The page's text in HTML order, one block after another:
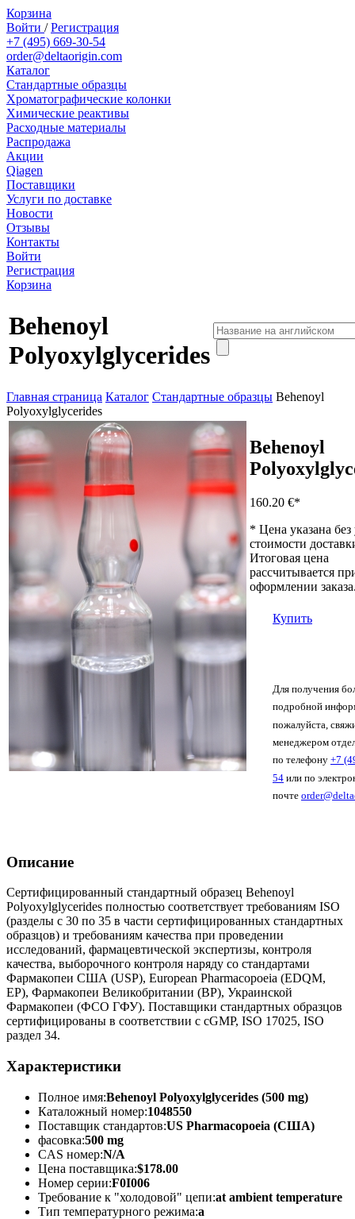
Корзина
Войти /Регистрация
+7 (495) 669-30-54
order@deltaorigin.com
Каталог
Стандартные образцы
Хроматографические колонки
Химические реактивы
Расходные материалы
Распродажа
Акции
Qiagen
Поставщики
Услуги по доставке
Новости
Отзывы
Контакты
Войти
Регистрация
Корзина
Behenoyl
Polyoxylglycerides
Главная страница Каталог Стандартные образцы Behenoyl
Polyoxylglycerides
Behenoyl
160.20 €*
* Цена указана без
стоимости
Итоговая цена
рассчитывается
оформлении
Купить
Для получения
подробной
пожалуйста,
менеджером
по телефону +7
54 или по
почте
Описание
Сертифицированный стандартный образец Behenoyl
Polyoxylglycerides полностью соответствует требованиям ISO
(разделы с 30 по 35 в части сертифицированных стандартных
образцов) и требованиям качества при проведении
исследований, фармацевтической экспертизы, контроля
качества, выборочного контроля наряду со стандартами
Фармакопеи США (USP), European Pharmacopoeia (EDQM,
EP), Фармакопеи Великобритании (BP), Украинской
Фармакопеи (ФСО ГФУ). Поставщики стандартных образцов
сертифицированы в соответствии с cGMP, ISO 17025, ISO
раздел 34.
Характеристики
Полное имя:Behenoyl Polyoxylglycerides (500 mg)
Каталожный номер:1048550
Поставщик стандартов:US Pharmacopoeia (США)
фасовка:500 mg
CAS номер:N/A
Цена поставщика:$178.00
Номер серии:F0I006
Требование к "холодовой" цепи:at ambient temperature
Тип температурного режима:a